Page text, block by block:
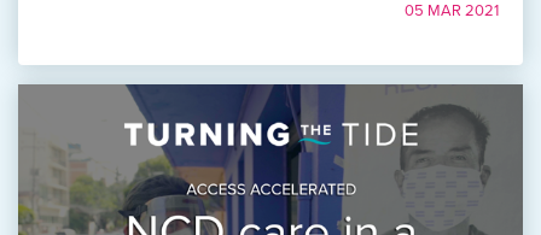
05 MAR 2021